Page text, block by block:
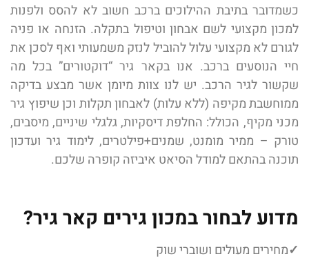
כשמדובר בתיבת ההילוכים ברכב חשוב לא להסס ולפנות
למכון מקצועי לשם אבחון וטיפול בתקלה. הזנחה או פניה
לגורם לא מקצועי עלול להוביל לנזק משמעותי ואף לסכן את
חיי הנוסעים ברכב. אנו בקאר גיר “דוקטורים” בכל מה
שקשור לגיר הרכב. יש לנו צוות מיומן אשר מבצע בדיקה
ממוחשבת מקיפה (ללא עלות) לאבחון תקלות וכן שיפוץ גיר
מכני מקיף, הכולל: החלפת דיסקיות, גלגלי שיניים, מיסבים,
טורק – ממיר מומנט, שמנים+פילטרים, לימוד גיר ועדכון
תוכנה בהתאם למודל הסיאט איביזה קופרה שלכם.
מדוע לבחור במכון גירים קאר גיר?
✓מחירים מעולים ושוברי שוק